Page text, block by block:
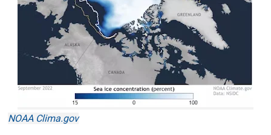
NOAA Clima.gov